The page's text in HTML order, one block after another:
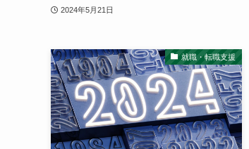
2024年5月21日
就職・転職支援